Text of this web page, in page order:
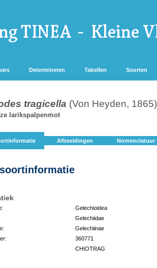
Determineren Tabellen Soorten
tragicella (Von Heyden, 1865)
larikspalpenmot
Afbeeldingen Nomenclatuur
Gelechioidea
Gelechiidae
Gelechiinae
360771
CHIOTRAG